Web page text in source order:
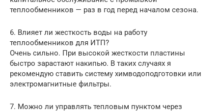
теплообменников — раз в год перед началом сезона.
6. Влияет ли жесткость воды на работу
теплообменников для ИТП?
Очень сильно. При высокой жесткости пластины
быстро зарастают накипью. В таких случаях я
рекомендую ставить систему химводоподготовки или
электромагнитные фильтры.
7. Можно ли управлять тепловым пунктом через